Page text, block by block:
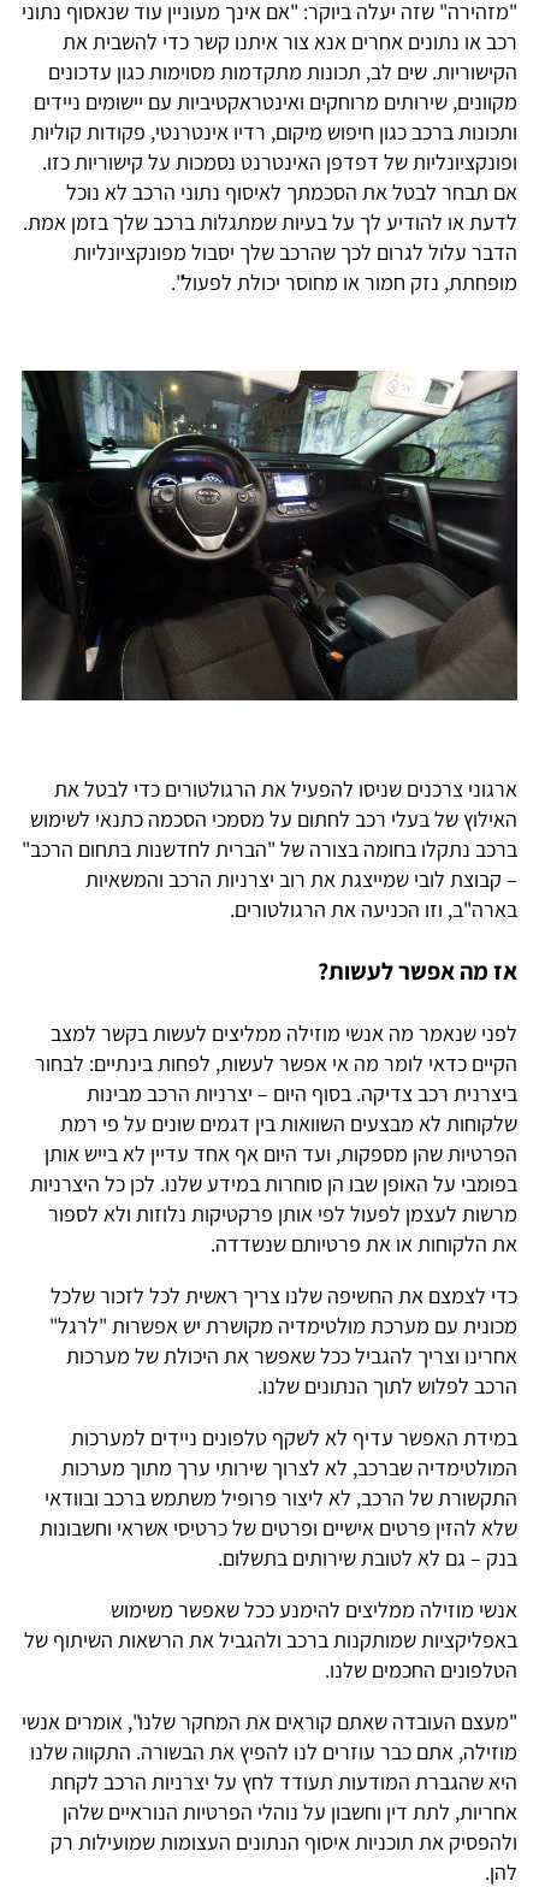
"מזהירה" שזה יעלה ביוקר: "אם אינך מעוניין עוד שנאסוף נתוני
רכב או נתונים אחרים אנא צור איתנו קשר כדי להשבית את
הקישוריות. שים לב, תכונות מתקדמות מסוימות כגון עדכונים
מקוונים, שירותים מרוחקים ואינטראקטיביות עם יישומים ניידים
ותכונות ברכב כגון חיפוש מיקום, רדיו אינטרנטי, פקודות קוליות
ופונקציונליות של דפדפן האינטרנט נסמכות על קישוריות כזו.
אם תבחר לבטל את הסכמתך לאיסוף נתוני הרכב לא נוכל
לדעת או להודיע לך על בעיות שמתגלות ברכב שלך בזמן אמת.
הדבר עלול לגרום לכך שהרכב שלך יסבול מפונקציונליות
מופחתת, נזק חמור או מחוסר יכולת לפעול".
ארגוני צרכנים שניסו להפעיל את הרגולטורים כדי לבטל את
האילוץ של בעלי רכב לחתום על מסמכי הסכמה כתנאי לשימוש
ברכב נתקלו בחומה בצורה של "הברית לחדשנות בתחום הרכב"
– קבוצת לובי שמייצגת את רוב יצרניות הרכב והמשאיות
בארה"ב, וזו הכניעה את הרגולטורים.
אז מה אפשר לעשות?
לפני שנאמר מה אנשי מוזילה ממליצים לעשות בקשר למצב
הקיים כדאי לומר מה אי אפשר לעשות, לפחות בינתיים: לבחור
ביצרנית רכב צדיקה. בסוף היום – יצרניות הרכב מבינות
שלקוחות לא מבצעים השוואות בין דגמים שונים על פי רמת
הפרטיות שהן מספקות, ועד היום אף אחד עדיין לא בייש אותן
בפומבי על האופן שבו הן סוחרות במידע שלנו. לכן כל היצרניות
מרשות לעצמן לפעול לפי אותן פרקטיקות נלוזות ולא לספור
את הלקוחות או את פרטיותם שנשדדה.
כדי לצמצם את החשיפה שלנו צריך ראשית לכל לזכור שלכל
מכונית עם מערכת מולטימדיה מקושרת יש אפשרות "לרגל"
אחרינו וצריך להגביל ככל שאפשר את היכולת של מערכות
הרכב לפלוש לתוך הנתונים שלנו.
במידת האפשר עדיף לא לשקף טלפונים ניידים למערכות
המולטימדיה שברכב, לא לצרוך שירותי ערך מתוך מערכות
התקשורת של הרכב, לא ליצור פרופיל משתמש ברכב ובוודאי
שלא להזין פרטים אישיים ופרטים של כרטיסי אשראי וחשבונות
בנק – גם לא לטובת שירותים בתשלום.
אנשי מוזילה ממליצים להימנע ככל שאפשר משימוש
באפליקציות שמותקנות ברכב ולהגביל את הרשאות השיתוף של
הטלפונים החכמים שלנו.
"מעצם העובדה שאתם קוראים את המחקר שלנו", אומרים אנשי
מוזילה, אתם כבר עוזרים לנו להפיץ את הבשורה. התקווה שלנו
היא שהגברת המודעות תעודד לחץ על יצרניות הרכב לקחת
אחריות, לתת דין וחשבון על נוהלי הפרטיות הנוראיים שלהן
ולהפסיק את תוכניות איסוף הנתונים העצומות שמועילות רק
להן.